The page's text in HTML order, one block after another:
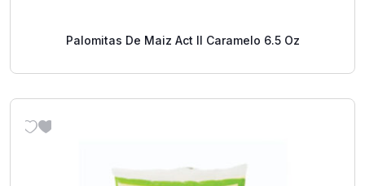
Palomitas De Maiz Act II Caramelo 6.5 Oz